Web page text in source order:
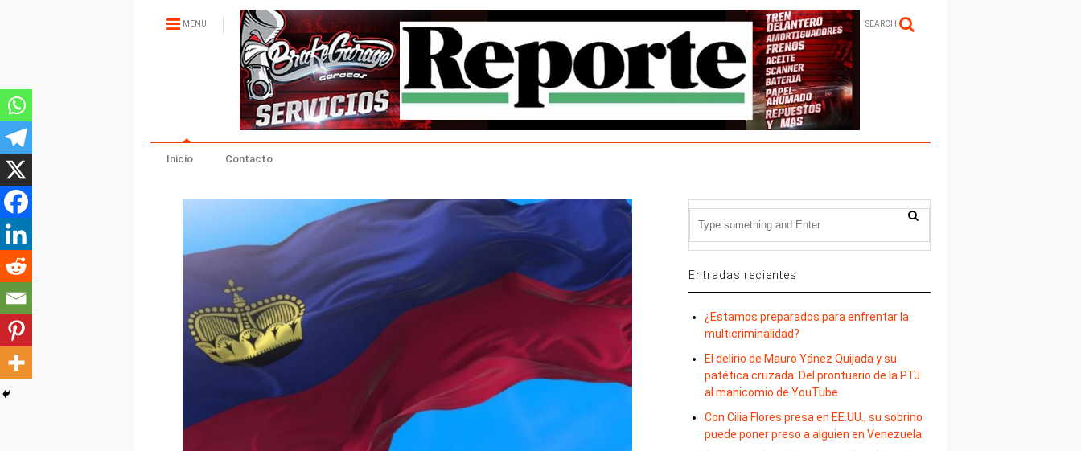
MENU SEARCH
Inicio Contacto
Entradas recientes
¿Estamos preparados para enfrentar la
multicriminalidad?
El delirio de Mauro Yánez Quijada y su
patética cruzada: Del prontuario de la PTJ
al manicomio de YouTube
Con Cilia Flores presa en EE.UU., su sobrino
puede poner preso a alguien en Venezuela